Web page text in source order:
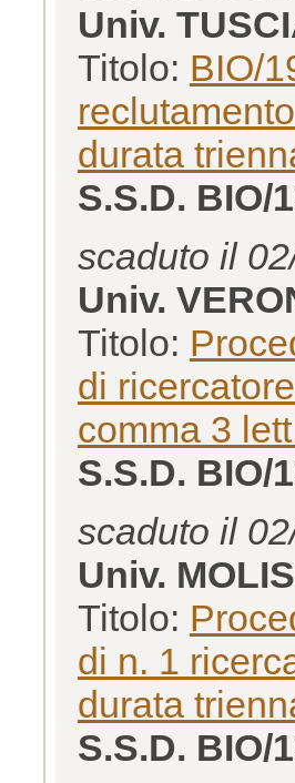
Univ.
Titolo: BIO/
durata
S.S.D. BIO/
scaduto il
Univ.
Titolo:
di
comma 3
S.S.D. BIO/
scaduto il
Univ.
Titolo:
di n. 1
durata
S.S.D. BIO/